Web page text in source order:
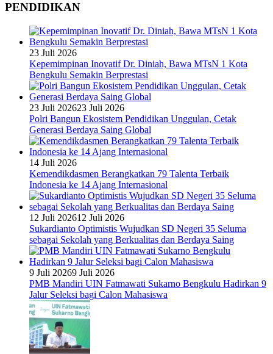
PENDIDIKAN
23 Juli 2026
Kepemimpinan Inovatif Dr. Diniah, Bawa MTsN 1 Kota
Bengkulu Semakin Berprestasi
23 Juli 202623 Juli 2026
Polri Bangun Ekosistem Pendidikan Unggulan, Cetak
Generasi Berdaya Saing Global
14 Juli 2026
Kemendikdasmen Berangkatkan 79 Talenta Terbaik
Indonesia ke 14 Ajang Internasional
12 Juli 202612 Juli 2026
Sukardianto Optimistis Wujudkan SD Negeri 35 Seluma
sebagai Sekolah yang Berkualitas dan Berdaya Saing
9 Juli 20269 Juli 2026
PMB Mandiri UIN Fatmawati Sukarno Bengkulu Hadirkan 9
Jalur Seleksi bagi Calon Mahasiswa